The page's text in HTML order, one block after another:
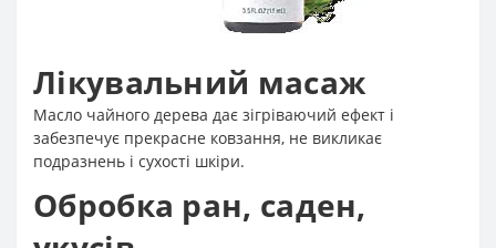
Лікувальний масаж
Масло чайного дерева дає зігріваючий ефект і
забезпечує прекрасне ковзання, не викликає
подразнень і сухості шкіри.
Обробка ран, саден,